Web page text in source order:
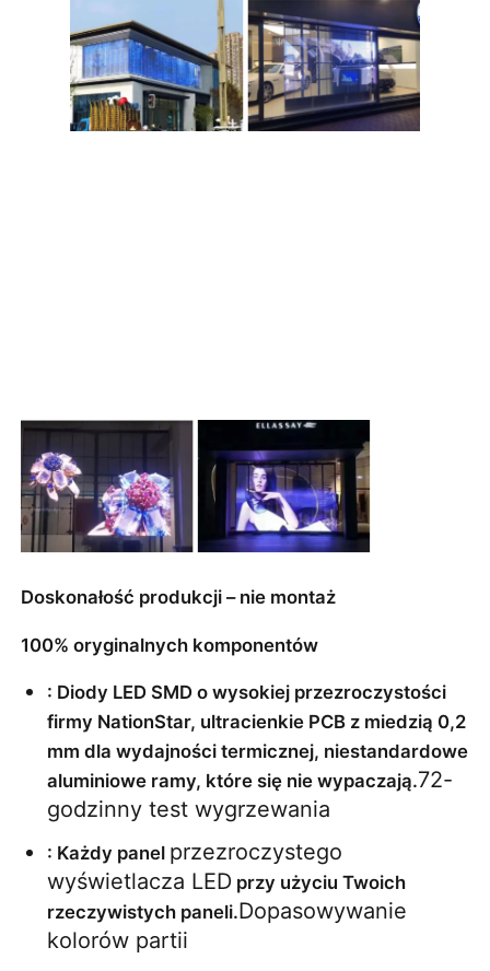
Doskonałość produkcji – nie montaż
100% oryginalnych komponentów
: Diody LED SMD o wysokiej przezroczystości
firmy NationStar, ultracienkie PCB z miedzią 0,2
mm dla wydajności termicznej, niestandardowe
aluminiowe ramy, które się nie wypaczają.72-
godzinny test wygrzewania
: Każdy panel przezroczystego
wyświetlacza LED przy użyciu Twoich
rzeczywistych paneli.Dopasowywanie
kolorów partii